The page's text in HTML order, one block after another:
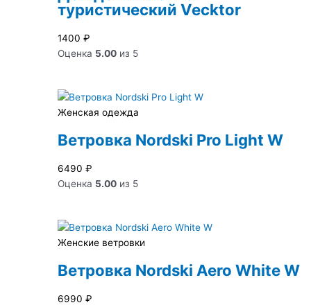
туристический Vecktor
1400 ₽
Оценка 5.00из 5
Женская одежда
Ветровка Nordski Pro Light W
6490 ₽
Оценка 5.00из 5
Женские ветровки
Ветровка Nordski Aero White W
6990 ₽